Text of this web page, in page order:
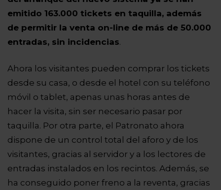
emitido 163.000 tickets en taquilla, además
de permitir la venta on-line de más de 50.000
entradas, sin incidencias.
Ahora los visitantes pueden comprar los tickets
desde su casa, o desde el hotel con su teléfono
móvil o tablet, apenas unas horas antes de
hacer la visita, sin ser necesario pasar por
taquilla. Por otra parte, el Patronato ahora
dispone de un control total del aforo y de los
visitantes, gracias al servidor y a los lectores de
entradas instalados en los recintos. Además, se
ha conseguido poner freno a la reventa, gracias